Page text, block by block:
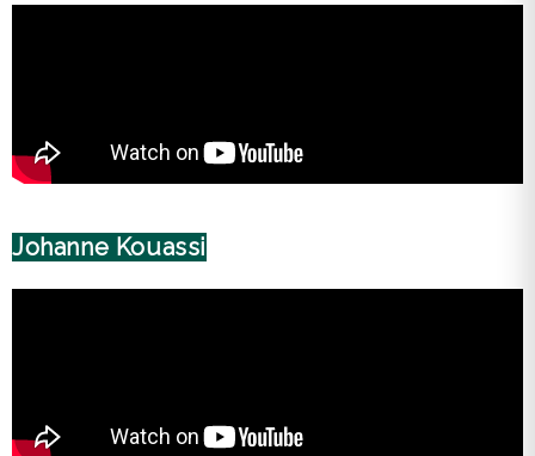
Johanne Kouassi